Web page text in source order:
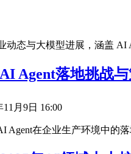
动态与大模型进展，涵盖 AI
Agent落地挑战
11月9日 16:00
Agent在企业生产环境中的